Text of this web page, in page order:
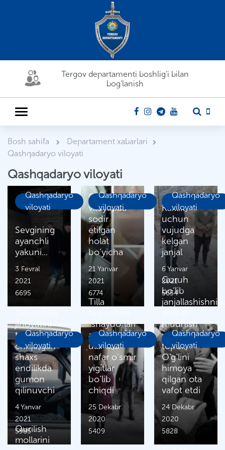
Tergov departamenti boshlig'i bilan
bog'lanish
Bosh sahifa
Departament xabarlari
Qashqadaryo viloyati
Qashqadaryo viloyati
Qashqadaryo
viloyati
Sevgining
ayanchli
yakuni...
3 Fevral
2021
6695
Qashqadaryo
viloyati
Qashqadaryo
viloyatida
sodir
etilgan
holat
bo‘yicha
21 Yanvar
2021
6774
Qashqadaryo
viloyati
Kaklik
uchun
vujudga
kelgan
janjal
6 Yanvar
2021
5654
Qashqadaryo
viloyati
jinoyatini
to‘qib
chiqargan
shaxs
endilikda
gumon
qilinuvchi
4 Yanvar
2021
5985
Qashqadaryo
viloyati
Tilla
“shaydo”lari
aniqlandi,
ular ikki
nafar o‘smir
yigitlar
bo‘lib
chiqdi
25 Dekabr
2020
5409
Qashqadaryo
viloyati
Guruh
bo‘lib
mudhish
xotima
topdi.
O‘g‘lini
himoya
qilgan ota
vafot etdi
24 Dekabr
2020
5828
Qurilish
mollarini